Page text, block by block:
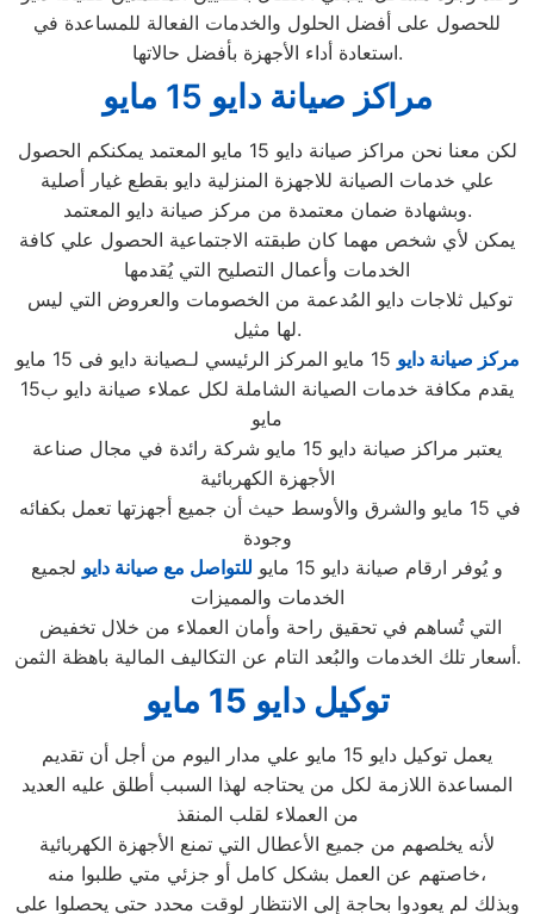
للحصول على أفضل الحلول والخدمات الفعالة للمساعدة في
استعادة أداء الأجهزة بأفضل حالاتها.
مراكز صيانة دايو 15 مايو
لكن معنا نحن مراكز صيانة دايو 15 مايو المعتمد يمكنكم الحصول
علي خدمات الصيانة للاجهزة المنزلية دايو بقطع غيار أصلية
وبشهادة ضمان معتمدة من مركز صيانة دايو المعتمد.
يمكن لأي شخص مهما كان طبقته الاجتماعية الحصول علي كافة
الخدمات وأعمال التصليح التي يُقدمها
لها مثيل.
مركز صيانة دايو
15 مايو المركز الرئيسي لـصيانة دايو فى 15 مايو
يقدم مكافة خدمات الصيانة الشاملة لكل عملاء صيانة دايو ب15
مايو
يعتبر مراكز صيانة دايو 15 مايو شركة رائدة في مجال صناعة
الأجهزة الكهربائية
وجودة
و يُوفر ارقام صيانة دايو 15 مايو
للتواصل مع صيانة دايو لجميع
الخدمات والمميزات
أسعار تلك الخدمات والبُعد التام عن التكاليف المالية باهظة الثمن.
توكيل دايو 15 مايو
يعمل توكيل دايو 15 مايو علي مدار اليوم من أجل أن تقديم
المساعدة اللازمة لكل من يحتاجه لهذا السبب أطلق عليه العديد
من العملاء لقلب المنقذ
لأنه يخلصهم من جميع الأعطال التي تمنع الأجهزة الكهربائية
خاصتهم عن العمل بشكل كامل أو جزئي متي طلبوا منه،
وبذلك لم يعودوا بحاجة إلي الانتظار لوقت محدد حتي يحصلوا علي